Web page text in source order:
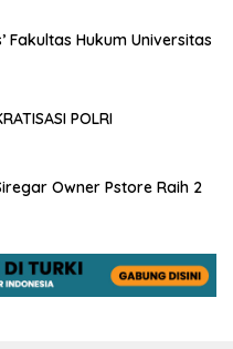
POLRI
Owner Pstore Raih 2